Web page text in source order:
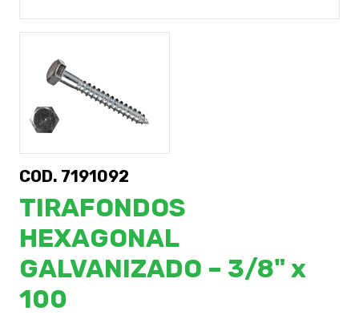
COD. 7191092
TIRAFONDOS
HEXAGONAL
GALVANIZADO – 3/8" x
100